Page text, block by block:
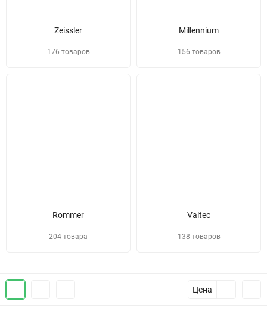
Zeissler
176 товаров
Millennium
156 товаров
Rommer
204 товара
Valtec
138 товаров
Цена